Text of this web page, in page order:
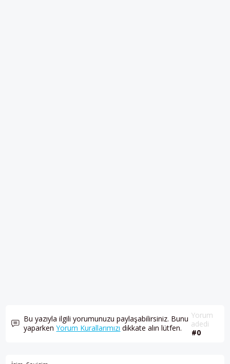
Bu yazıyla ilgili yorumunuzu paylaşabilirsiniz. Bunu
yaparkenYorum Kurallarımızı dikkate alın lütfen.
Yorum
adedi
#0